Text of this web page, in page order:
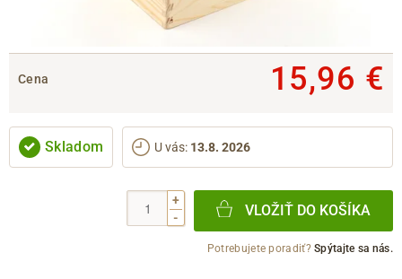
Cena 15,96 €
Skladom U vás: 13.8. 2026
+
-
VLOŽIŤ DO KOŠÍKA
Potrebujete poradiť?Spýtajte sa nás.